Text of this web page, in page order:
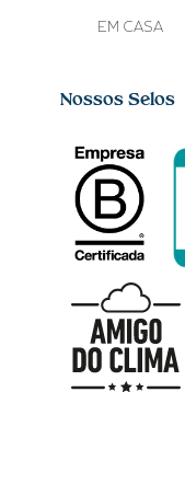
EM CASA
Nossos Selos